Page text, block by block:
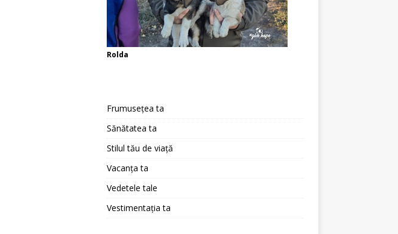
Rolda
Frumusețea ta
Sănătatea ta
Stilul tău de viață
Vacanța ta
Vedetele tale
Vestimentația ta